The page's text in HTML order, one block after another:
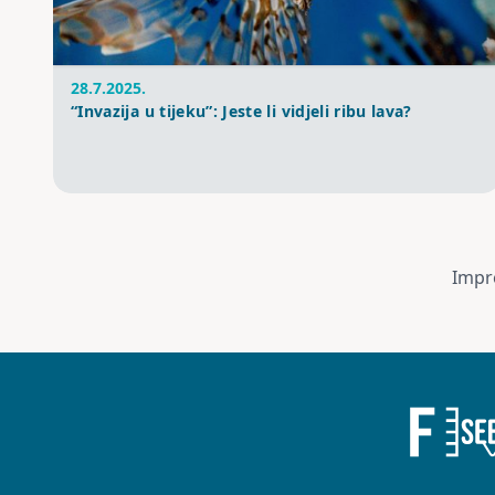
28.7.2025.
“Invazija u tijeku”: Jeste li vidjeli ribu lava?